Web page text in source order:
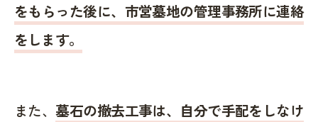
をもらった後に、市営墓地の管理事務所に連絡
をします。
また、墓石の撤去工事は、自分で手配をしなけ